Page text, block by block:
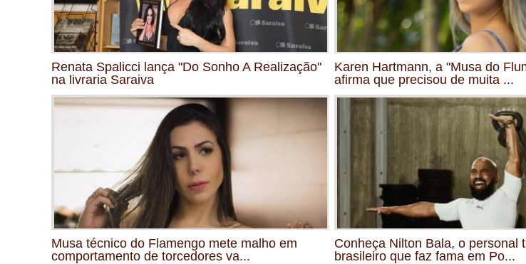
Renata Spalicci lança "Do Sonho A Realização"
na livraria Saraiva
Karen Hartmann, a "Musa do
afirma que precisou de muita ...
Musa técnico do Flamengo mete malho em
comportamento de torcedores va...
Conheça Nilton Bala, o personal
brasileiro que faz fama em Po...